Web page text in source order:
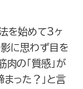
を始めて3ヶ
に思わず目を
の「質感」が
った？」と言